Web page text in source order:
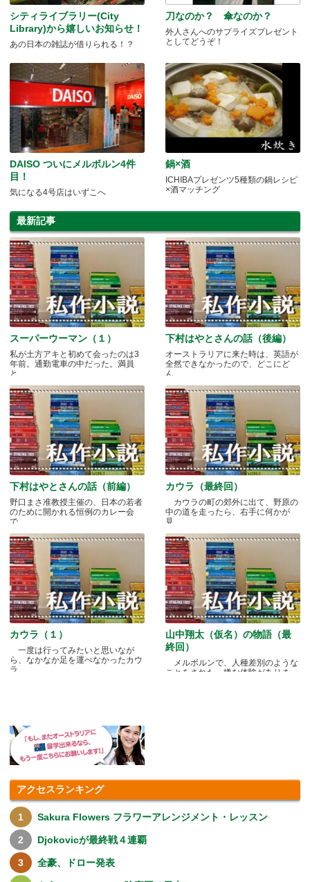
シティライブラリー(City
Library)から嬉しいお知らせ！
あの日本の雑誌が借りられる！？
刀なのか？ 傘なのか？
外人さんへのサプライズプレゼント
としてどうぞ！
DAISO ついにメルボルン4件
目！
気になる4号店はいずこへ
鍋×酒
ICHIBAプレゼンツ5種類の鍋レシピ
×酒マッチング
最新記事
スーパーウーマン（１）
私が土方アキと初めて会ったのは3
年前。通勤電車の中だった。満員
と.....
下村はやとさんの話（後編）
オーストラリアに来た時は、英語が
全然できなかったので、どこにど
ん.....
下村はやとさんの話（前編）
野口まさ准教授主催の、日本の若者
のために開かれる恒例のカレー会
で.....
カウラ（最終回）
カウラの町の郊外に出て、野原の
中の道を走ったら、右手に何かが
見.....
カウラ（１）
一度は行ってみたいと思いなが
ら、なかなか足を運べなかったカウ
ラ.....
山中翔太（仮名）の物語（最
終回）
メルボルンで、人種差別のような
ことをされた、嫌な体験がありま
アクセスランキング
Sakura Flowers フラワーアレンジメント・レッスン
Djokovicが最終戦４連覇
全豪、ドロー発表